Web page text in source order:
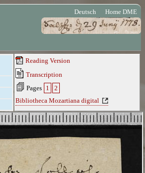
Deutsch Home DME
Reading Version
Transcription
Pages 1
2
Bibliotheca Mozartiana digital